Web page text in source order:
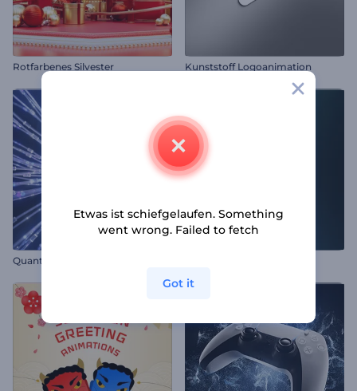
Rotfarbenes Silvester Kunststoff Logoanimation
Quantenkugel-Intro
Etwas ist schiefgelaufen. Something
went wrong. Failed to fetch
Got it